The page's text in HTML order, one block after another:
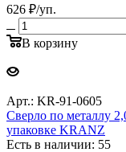
626 ₽/уп.
В корзину
Арт.: KR-91-0605
Сверло по металлу
упаковке KRANZ
Есть в наличии: 55